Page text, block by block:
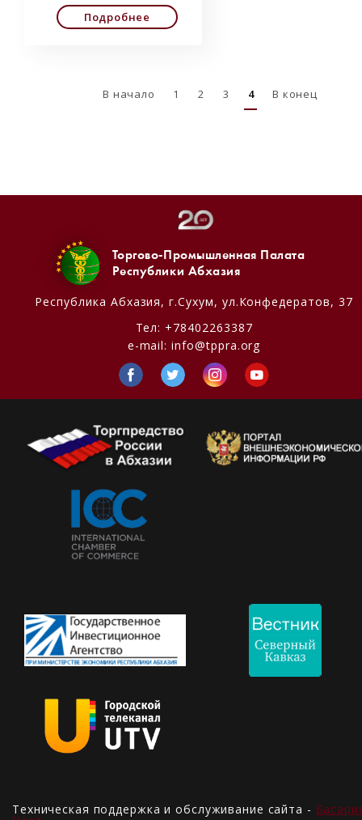
Подробнее
В начало 1 2 3 4 В конец
Торгово-Промышленная Палата
Республики Абхазия
Республика Абхазия, г.Сухум, ул.Конфедератов, 37
Тел: +78402263387
e-mail:info@tppra.org
Техническая поддержка и обслуживание сайта -